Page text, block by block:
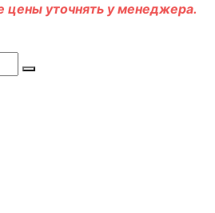
цены уточнять у менеджера.